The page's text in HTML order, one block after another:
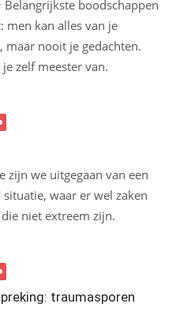
boodschappen
men kan alles van je
maar nooit je gedachten.
zelf meester van.
zijn we uitgegaan van een
situatie, waar er wel zaken
niet extreem zijn.
traumasporen